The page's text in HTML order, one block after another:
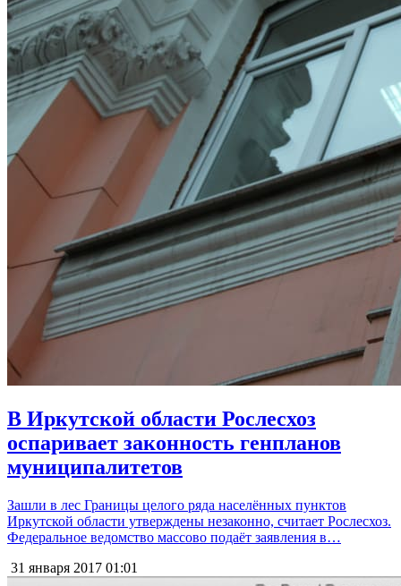
В Иркутской области Рослесхоз
оспаривает законность генпланов
муниципалитетов
Зашли в лес Границы целого ряда населённых пунктов
Иркутской области утверждены незаконно, считает Рослесхоз.
Федеральное ведомство массово подаёт заявления в…
31 января 2017 01:01